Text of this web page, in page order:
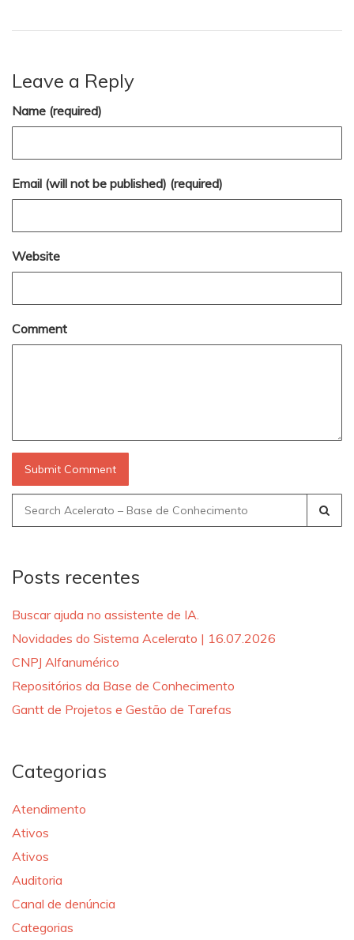
Leave a Reply
Name (required)
Email (will not be published) (required)
Website
Comment
Search
for:
Posts recentes
Buscar ajuda no assistente de IA.
Novidades do Sistema Acelerato | 16.07.2026
CNPJ Alfanumérico
Repositórios da Base de Conhecimento
Gantt de Projetos e Gestão de Tarefas
Categorias
Atendimento
Ativos
Ativos
Auditoria
Canal de denúncia
Categorias